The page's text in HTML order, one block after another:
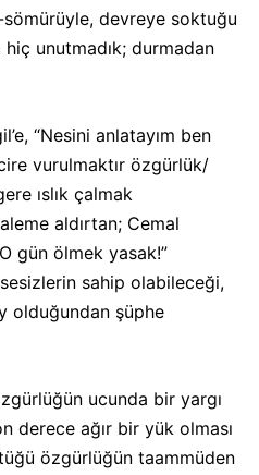
sömürüyle, devreye soktuğu
unutmadık; durmadan
“Nesini anlatayım ben
vurulmaktır özgürlük/
ıslık çalmak
aldırtan; Cemal
gün ölmek yasak!”
sahip olabileceği,
olduğundan şüphe
ucunda bir yargı
derece ağır bir yük olması
özgürlüğün taammüden